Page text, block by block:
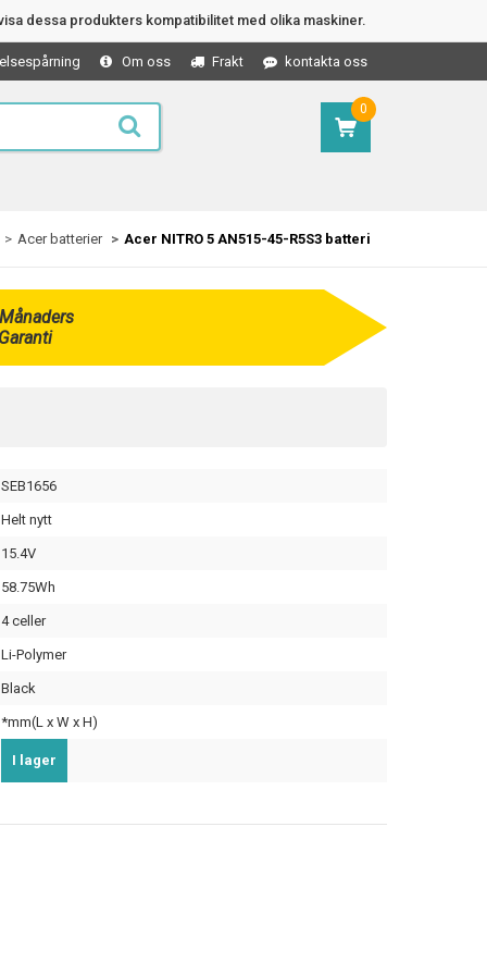
dessa produkters kompatibilitet med olika maskiner.
kontakta oss
Frakt
Om oss
0
Acer batterier Acer NITRO 5 AN515-45-R5S3 batteri
SEB1656
Helt nytt
15.4V
58.75Wh
4 celler
Li-Polymer
Black
*mm(L x W x H)
I lager